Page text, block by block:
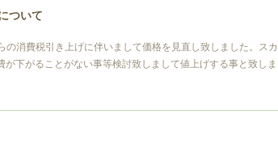
ついて
消費税引き上げに伴いまして価格を見直し致しました。ス
が下がることがない事等検討致しまして値上げする事と致し